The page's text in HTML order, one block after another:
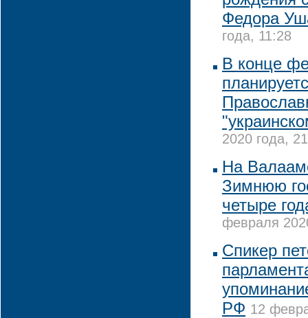
Федора
года, 11:28
В конце
2020 года,
На
Зимнюю
четыре
февраля
Спикер
РФ 12